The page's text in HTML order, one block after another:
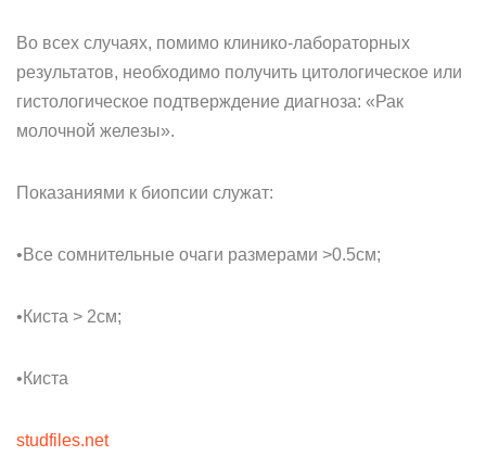
Во всех случаях, помимо клинико-лабораторных
результатов, необходимо получить цитологическое или
гистологическое подтверждение диагноза: «Рак
молочной железы».
Показаниями к биопсии служат:
•Все сомнительные очаги размерами >0.5см;
•Киста > 2cм;
•Киста
studfiles.net